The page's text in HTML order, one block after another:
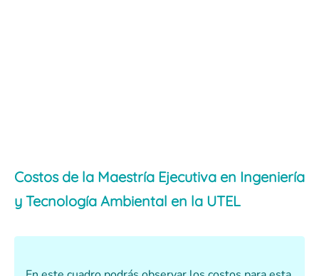
Costos de la Maestría Ejecutiva en Ingeniería
y Tecnología Ambiental en la UTEL